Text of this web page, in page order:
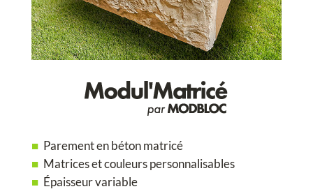
Parement en béton matricé
Matrices et couleurs personnalisables
Épaisseur variable